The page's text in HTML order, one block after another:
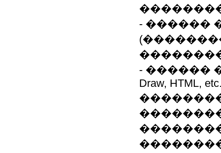
- ������
- ������ �� (
Draw, HTML,